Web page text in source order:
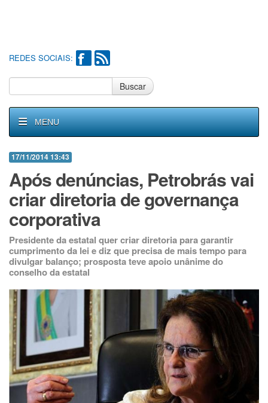
REDES SOCIAIS:
Buscar
MENU
17/11/2014 13:43
Após denúncias, Petrobrás vai
criar diretoria de governança
corporativa
Presidente da estatal quer criar diretoria para garantir
cumprimento da lei e diz que precisa de mais tempo para
divulgar balanço; prosposta teve apoio unânime do
conselho da estatal